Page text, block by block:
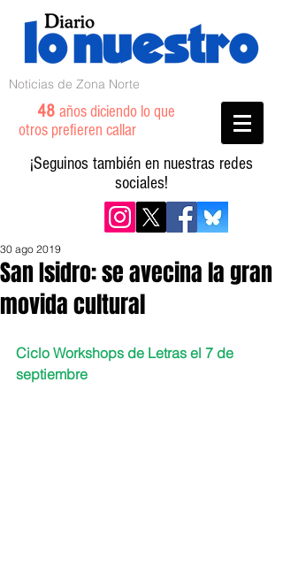
Noticias de Zona Norte
48 años diciendo lo que
otros prefieren callar
¡Seguinos también en nuestras redes
sociales!
San Isidro: se avecina la gran
movida cultural
30 ago 2019
Ciclo Workshops de Letras el 7 de
septiembre